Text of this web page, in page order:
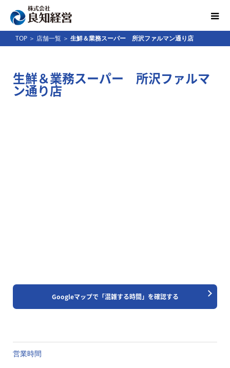
TOP ＞ 店舗一覧 ＞ 生鮮＆業務スーパー 所沢ファルマン通り店
生鮮＆業務スーパー 所沢ファルマ
ン通り店
営業時間
Googleマップで「混雑する時間」を確認する